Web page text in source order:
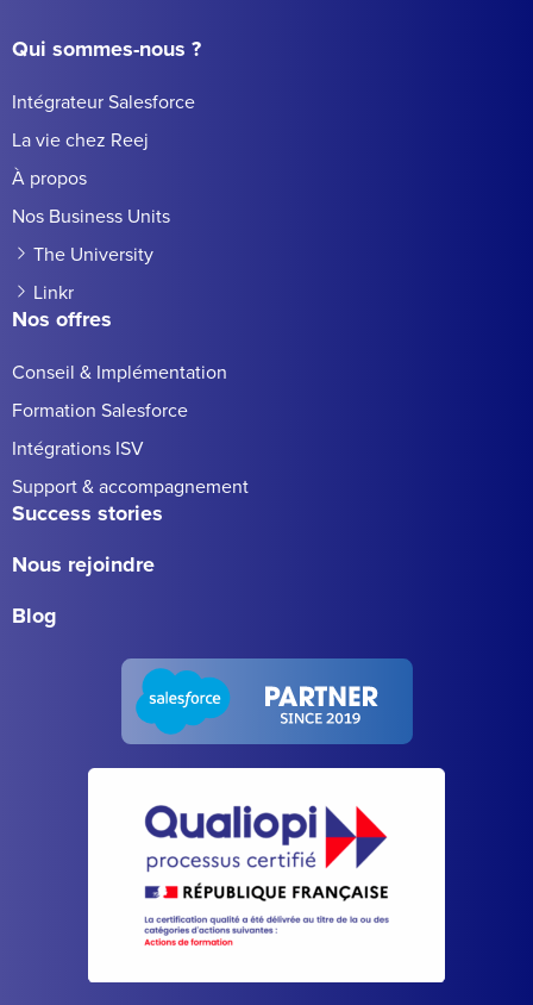
Qui sommes-nous ?
Intégrateur Salesforce
La vie chez Reej
À propos
Nos Business Units
The University
Linkr
Nos offres
Conseil & Implémentation
Formation Salesforce
Intégrations ISV
Support & accompagnement
Success stories
Nous rejoindre
Blog